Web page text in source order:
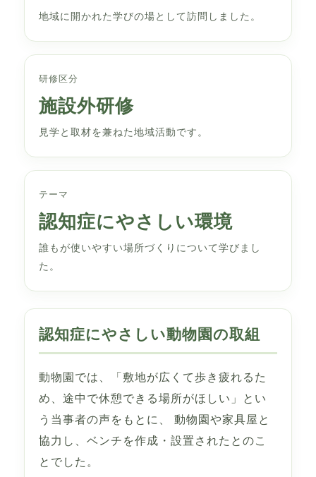
地域に開かれた学びの場として訪問しました。
研修区分
施設外研修
見学と取材を兼ねた地域活動です。
テーマ
認知症にやさしい環境
誰もが使いやすい場所づくりについて学びまし
た。
認知症にやさしい動物園の取組
動物園では、「敷地が広くて歩き疲れるた
め、途中で休憩できる場所がほしい」とい
う当事者の声をもとに、 動物園や家具屋と
協力し、ベンチを作成・設置されたとのこ
とでした。